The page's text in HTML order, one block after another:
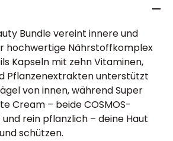
Bundle vereint innere und
hochwertige Nährstoffkomplex
Kapseln mit zehn Vitaminen,
Pflanzenextrakten unterstützt
von innen, während Super
Cream – beide COSMOS-
rein pflanzlich – deine Haut
schützen.